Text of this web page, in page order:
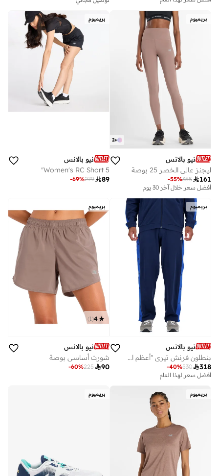
توصيل مجاني
بريميوم
+
2
نيو بالانس
ليجنز عالي الخصر 25 بوصة
161
355
-55%
أفضل سعر خلال آخر 30 يوم
بريميوم
نيو بالانس
Women's RC Short 5"
89
279
-69%
بريميوم
نيو بالانس
بنطلون فرنش تيري "أعظم الإنجازات"
318
530
-40%
أفضل سعر لهذا العام
توصيل مجاني
بريميوم
4
(
1
)
نيو بالانس
شورت أساسي بوصة
90
225
-60%
بريميوم بريميوم